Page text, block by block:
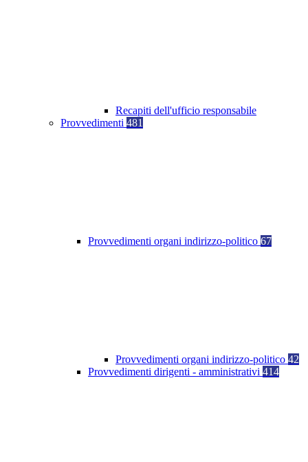
Recapiti dell'ufficio responsabile
Provvedimenti 481
Provvedimenti organi indirizzo-politico 67
Provvedimenti organi indirizzo-politico 42
Provvedimenti dirigenti - amministrativi 414